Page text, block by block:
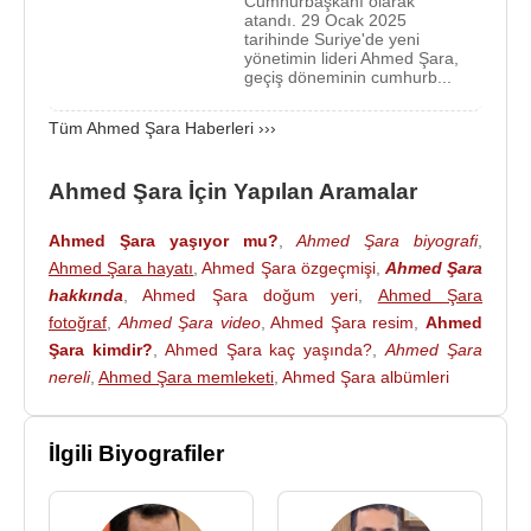
, 28 Eylül 2014'te bir sesli açıklama
ve müttefikleriyle” savaşacağını
belirtti ve savaşçılarını IŞİD'e karşı savaşırken
sonraki yıllarda daha ılımlı bir görüntü çizerek Batılı
azınlıkları koruma sözü vermiştir.
Amerika Birleşik Devletleri, 20 Aralık 2024
tarihindeHeyet Tahrir Şam (HTŞ)yetkilileri ile
Şam'da yapılan diplomatik görüşmelerin ardından
Ahmed Şara'nın yakalanması için koyduğu 10
milyonDolar lık ödülü kaldırdı.
Nusra Cephesini kurdu. Bu örgüt daha sonra
Tahrir Şam (HTŞ)'a dönüştü. 2011 yılındaBeşşar
ve hükümetine karşı başlayan Suriye'nin iç
atandı. 29 Ocak 2025
tarihinde Suriye'de yeni
yönetimin lideri Ahmed Şara,
geçiş döneminin cumhurb...
Tüm Ahmed Şara Haberleri ›››
Ahmed Şara İçin Yapılan Aramalar
Ahmed Şara yaşıyor mu? ,Ahmed Şara biyografi,
Ahmed Şara hayatı ,Ahmed Şara özgeçmişi, Ahmed Şara
hakkında ,Ahmed Şara doğum yeri
Ahmed Şara
fotoğraf
Ahmed Şara video,Ahmed Şara resim ,Ahmed
Şara kimdir?
Ahmed Şara kaç yaşında? ,Ahmed Şara
nereli, Ahmed Şara memleketi Ahmed Şara albümleri
İlgili Biyografiler